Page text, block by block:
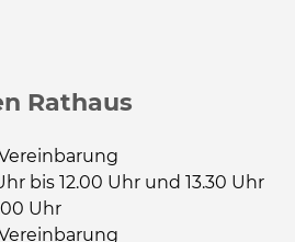
Rathaus
bis 12.00 Uhr und 13.30 Uhr
Uhr